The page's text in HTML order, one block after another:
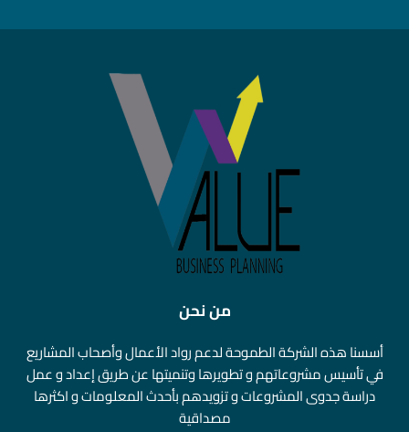
من نحن
أسسنا هذه الشركة الطموحة لدعم رواد الأعمال وأصحاب المشاريع
في تأسيس مشروعاتهم و تطويرها وتنميتها عن طريق إعداد و عمل
دراسة جدوى المشروعات و تزويدهم بأحدث المعلومات و اكثرها
مصداقية